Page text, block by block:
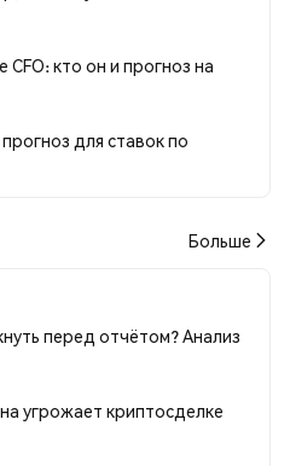
CFO: кто он и прогноз на
для ставок по
Больше
перед отчётом? Анализ
угрожает криптосделке